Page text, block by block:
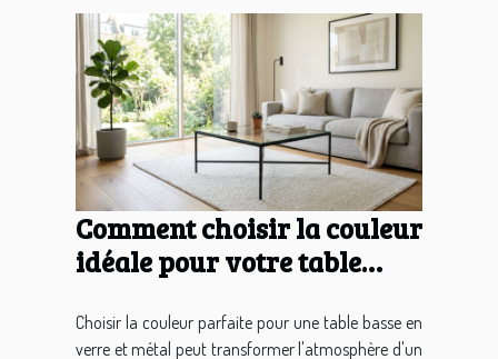
Comment choisir la couleur
idéale pour votre table
Choisir la couleur parfaite pour une table basse en
verre et métal peut transformer l'atmosphère d'un